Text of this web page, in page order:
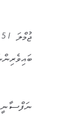
ނަފްސާނީ